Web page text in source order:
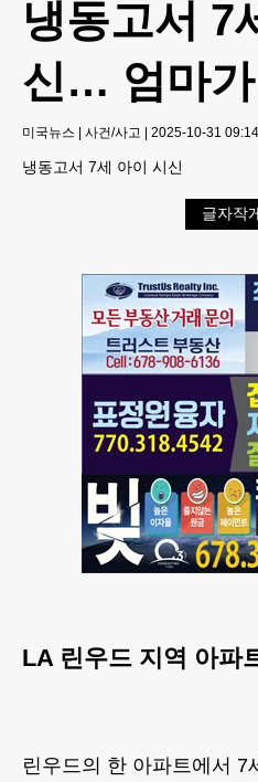
냉동고서 7
신… 엄마가
미국뉴스 | 사건/사고 | 2025-10-31
냉동고서 7세 아이 시신
글자작
LA 린우드 지역 아파
린우드의 한 아파트에서 7